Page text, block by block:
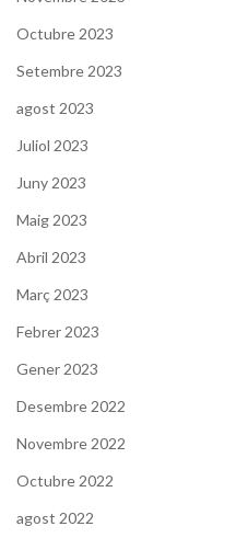
Octubre 2023
Setembre 2023
agost 2023
Juliol 2023
Juny 2023
Maig 2023
Abril 2023
Març 2023
Febrer 2023
Gener 2023
Desembre 2022
Novembre 2022
Octubre 2022
agost 2022